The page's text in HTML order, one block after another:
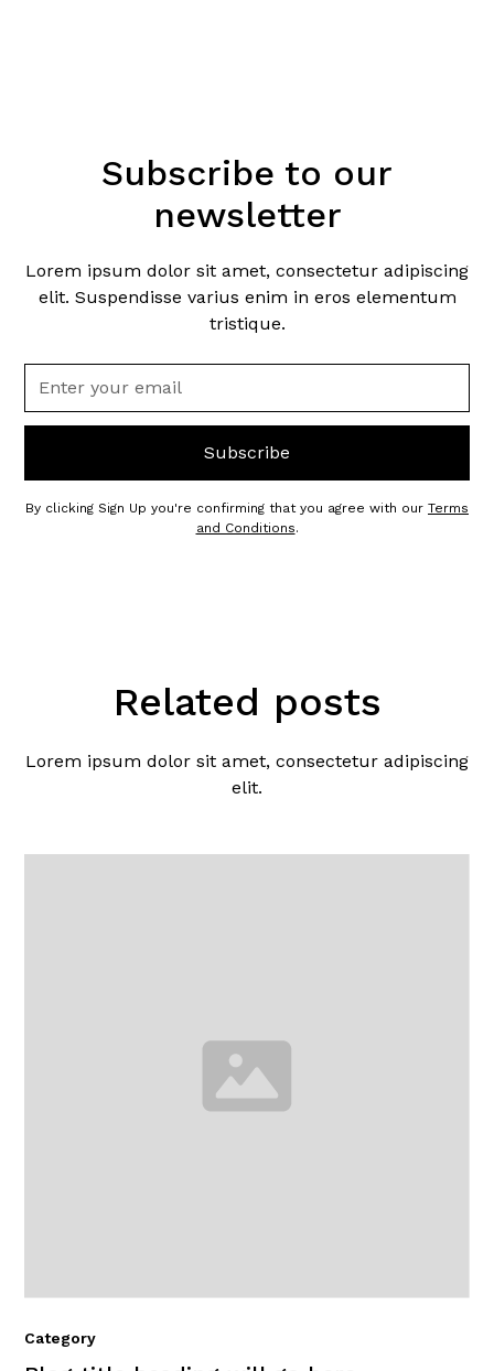
Subscribe to our
newsletter
Lorem ipsum dolor sit amet, consectetur adipiscing
elit. Suspendisse varius enim in eros elementum
tristique.
By clicking Sign Up you're confirming that you agree with our Terms
and Conditions.
Related posts
Lorem ipsum dolor sit amet, consectetur adipiscing
elit.
Category